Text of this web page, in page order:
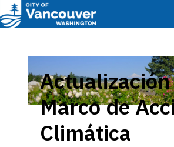
Marco de
Climática